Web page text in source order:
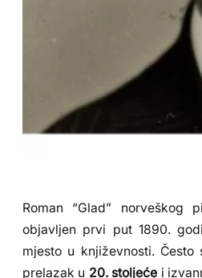
Roman “Glad” norveškog
objavljen prvi put 1890.
mjesto u književnosti.
prelazak u 20. stoljeće i